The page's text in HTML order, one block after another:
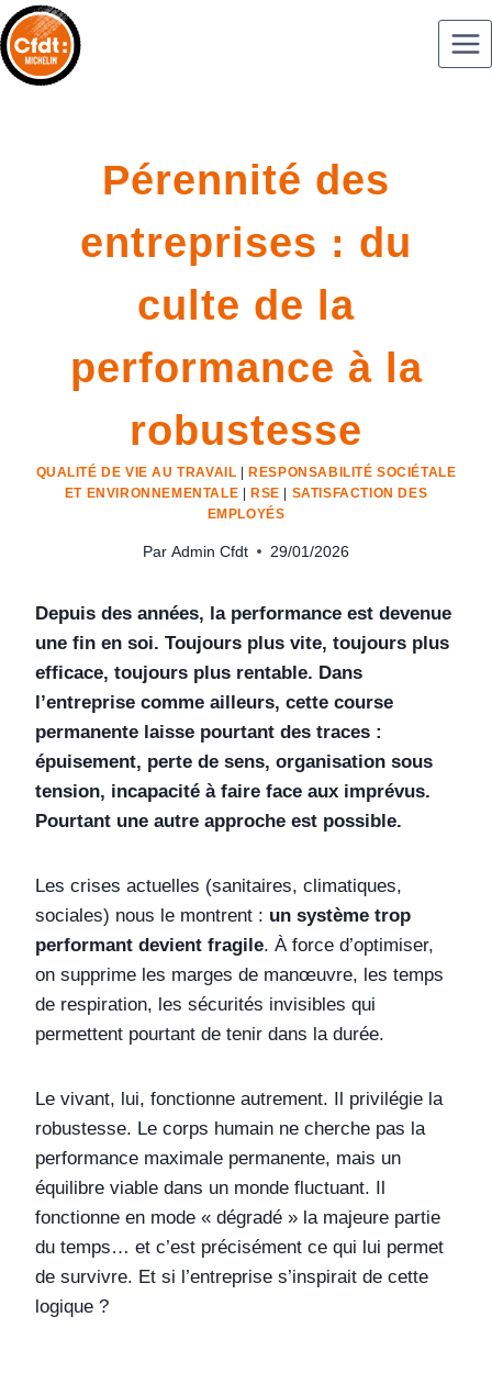
Pérennité des
entreprises : du
culte de la
performance à la
robustesse
QUALITÉ DE VIE AU TRAVAIL
RESPONSABILITÉ SOCIÉTALE
ET ENVIRONNEMENTALE
RSE
SATISFACTION DES
EMPLOYÉS
Par Admin Cfdt 29/01/2026
Depuis des années, la performance est devenue
une fin en soi. Toujours plus vite, toujours plus
efficace, toujours plus rentable. Dans
l’entreprise comme ailleurs, cette course
permanente laisse pourtant des traces :
épuisement, perte de sens, organisation sous
tension, incapacité à faire face aux imprévus.
Pourtant une autre approche est possible.
Les crises actuelles (sanitaires, climatiques,
sociales) nous le montrent : un système trop
performant devient fragile. À force d’optimiser,
on supprime les marges de manœuvre, les temps
de respiration, les sécurités invisibles qui
permettent pourtant de tenir dans la durée.
Le vivant, lui, fonctionne autrement. Il privilégie la
robustesse. Le corps humain ne cherche pas la
performance maximale permanente, mais un
équilibre viable dans un monde fluctuant. Il
fonctionne en mode « dégradé » la majeure partie
du temps… et c’est précisément ce qui lui permet
de survivre. Et si l’entreprise s’inspirait de cette
logique ?